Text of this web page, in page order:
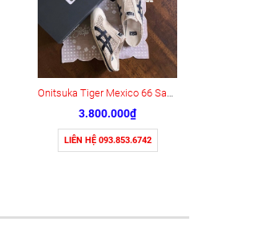
Onitsuka Tiger Mexico 66 Sabot ‘Peacoat’ (1183C123-200)
3.800.000₫
LIÊN HỆ 093.853.6742